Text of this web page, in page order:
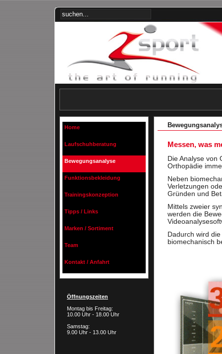
Home
Laufschuhberatung
Bewegungsanalyse
Funktionsbekleidung
Trainingskonzeption
Tipps / Links
Marken / Sortiment
Team
Kontakt / Anfahrt
Öffnungszeiten
Montag bis Freitag:
10.00 Uhr - 18.00 Uhr
Samstag:
9.00 Uhr - 13.00 Uhr
Messen, was
Die Analyse von
Orthopädie
Neben
Verletzungen
Gründen und
Mittels zweier
werden die
Dadurch wird
biomechanisch